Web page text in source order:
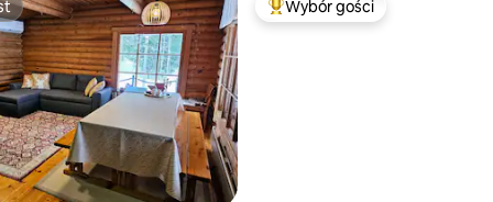
Najpopularniejsze z kategorii
Wybór gości